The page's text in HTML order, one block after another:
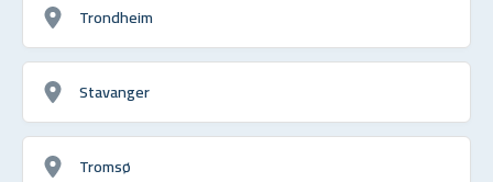
Trondheim
Stavanger
Tromsø